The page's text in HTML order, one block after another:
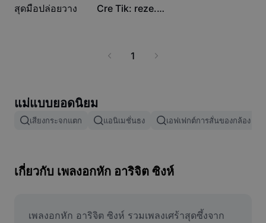
ผสานรูปภาพ
ปรับขนาดรูปภาพ
เครื่องมือสร้างมีม
1.1K
สุดมือปล่อยวาง 883 Cre Tik: reze.0610
1
แม่แบบยอดนิยม
เสียงกระจกแตก แอนิเมชั่นธง เอฟเฟกต์การสั่นของกล้อง
เกี่ยวกับ เพลงอกหัก อาริจิต ซิงห์
เพลงอกหัก อาริจิต ซิงห์ รวมเพลงเศร้าสุดซึ้งจาก